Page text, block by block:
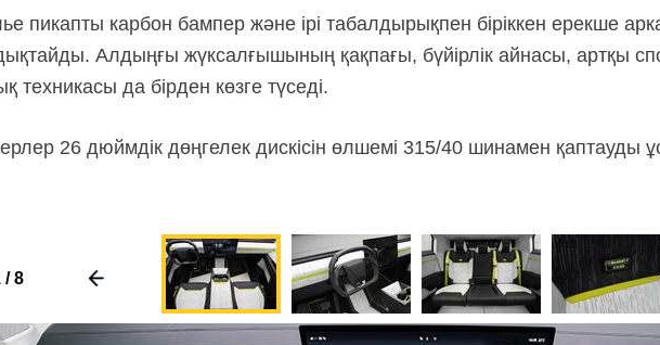
пикапты карбон бампер және ірі табалдырықпен біріккен ерекше
Алдыңғы жүксалғышының қақпағы, бүйірлік айнасы, артқы
техникасы да бірден көзге түседі.
26 дюймдік дөңгелек дискісін өлшемі 315/40 шинамен қаптауды
/8